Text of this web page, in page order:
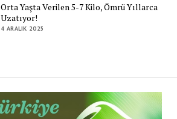
Orta Yaşta Verilen 5-7 Kilo, Ömrü Yıllarca
Uzatıyor!
4 ARALIK 2025